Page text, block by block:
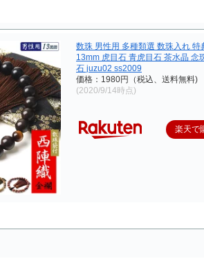
数珠 男性用 多種類選 数珠入れ 特
13mm 虎目石 青虎目石 茶水晶 念
石 juzu02 ss2009
価格：1980円（税込、送料無料)
(2020/9/14時点)
楽天で